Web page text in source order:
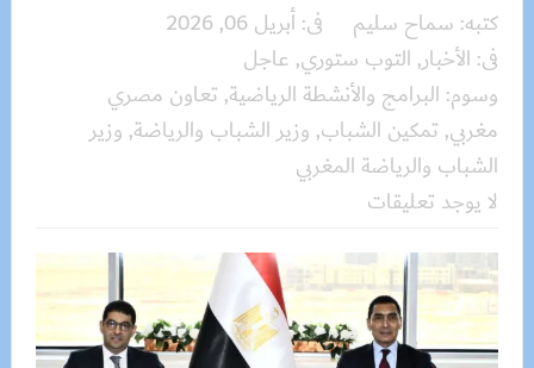
كتبه: سماح سليم فى:أبريل 06, 2026
فى: الأخبار, التوب ستوري, عاجل
وسوم: البرامج والأنشطة الرياضية, تعاون مصري
مغربي, تمكين الشباب, وزير الشباب والرياضة, وزير
الشباب والرياضة المغربي
لا يوجد تعليقات